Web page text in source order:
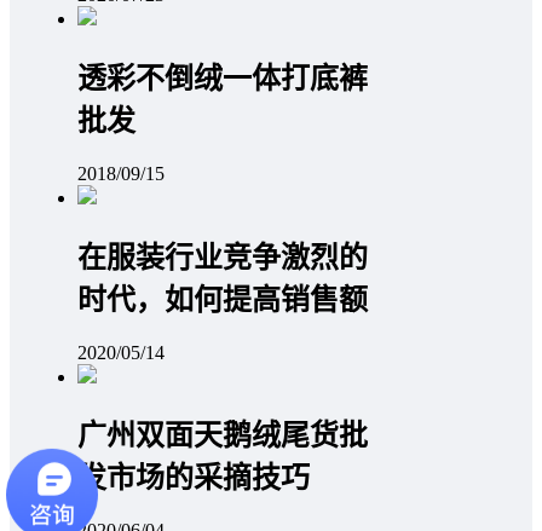
透彩不倒绒一体打底裤
批发
2018/09/15
在服装行业竞争激烈的
时代，如何提高销售额
2020/05/14
广州双面天鹅绒尾货批
发市场的采摘技巧